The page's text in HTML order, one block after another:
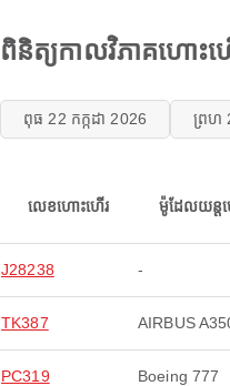
ពិនិត្យកាលវិភាគហោ
ពុធ 22 កក្កដា 2026 ព្រហ
លេខហោះហើរ ម៉ូដែលយន្ត
J28238 -
TK387 AIRBUS
PC319 Boeing 777